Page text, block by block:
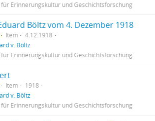
Erinnerungskultur und Geschichtsforschung
Böltz vom 4. Dezember 1918
Item
4.12.1918
v. Böltz
Erinnerungskultur und Geschichtsforschung
Item
1918
v. Böltz
Erinnerungskultur und Geschichtsforschung